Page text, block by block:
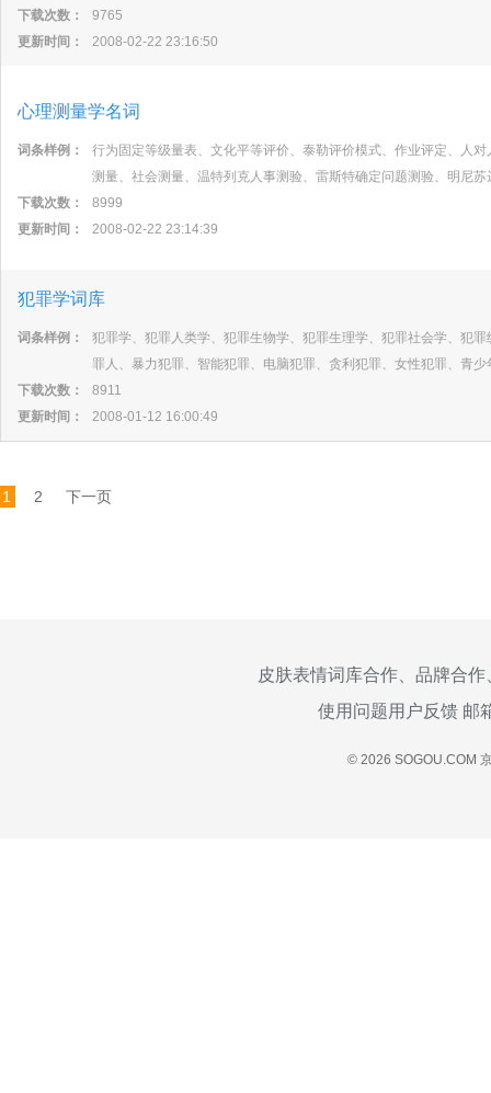
下载次数：
9765
更新时间：
2008-02-22 23:16:50
心理测量学名词
词条样例：
行为固定等级量表、文化平等评价、泰勒评价模式、作业评定、人
测量、社会测量、温特列克人事测验、雷斯特确定问题测验、明尼
下载次数：
8999
更新时间：
2008-02-22 23:14:39
犯罪学词库
词条样例：
犯罪学、犯罪人类学、犯罪生物学、犯罪生理学、犯罪社会学、犯
罪人、暴力犯罪、智能犯罪、电脑犯罪、贪利犯罪、女性犯罪、青
下载次数：
8911
更新时间：
2008-01-12 16:00:49
1 2 下一页
皮肤表情词库合作、品牌合
使用问题用户反馈 邮
© 2026 SOGOU.COM